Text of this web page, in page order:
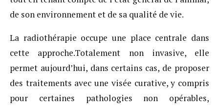
de son environnement et de sa qualité de vie.
La radiothérapie occupe une place centrale dans
cette approche.Totalement non invasive, elle
permet aujourd’hui, dans certains cas, de proposer
des traitements avec une visée curative, y compris
pour certaines pathologies non opérables,